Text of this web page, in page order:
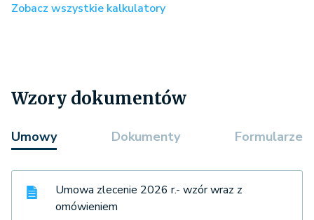
Zobacz wszystkie kalkulatory
Wzory dokumentów
Umowy Dokumenty Formularze
Umowa zlecenie 2026 r.- wzór wraz z
omówieniem